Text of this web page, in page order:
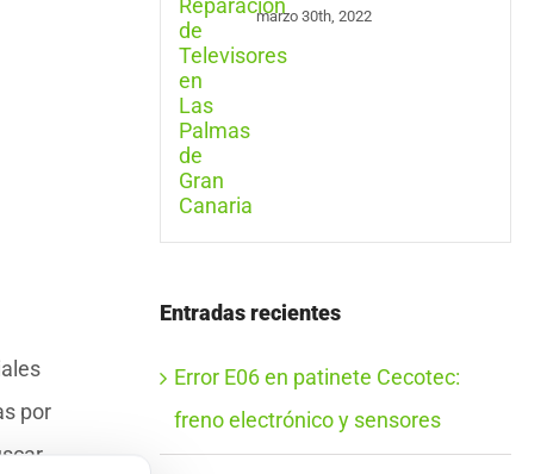
por
marzo 30th, 2022
Entradas recientes
Error E06 en patinete Cecotec:
freno electrónico y sensores